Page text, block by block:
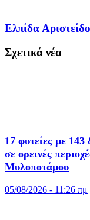
Ελπίδα
Σχετικά νέα
17 φυτείες με 143
σε ορεινές
Μυλοποτάμου
05/08/2026 - 11:26 πμ